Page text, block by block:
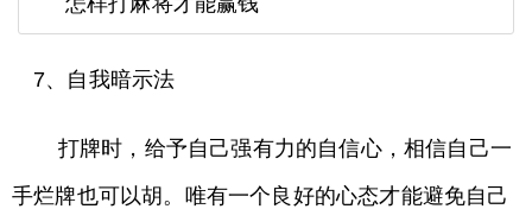
7、自我暗示法
打牌时，给予自己强有力的自信心，相信自己一
手烂牌也可以胡。唯有一个良好的心态才能避免自己